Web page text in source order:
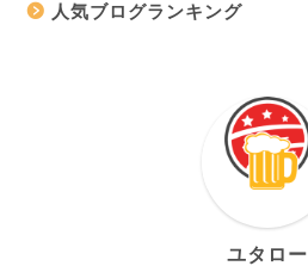
人気ブログランキング
ユタロー